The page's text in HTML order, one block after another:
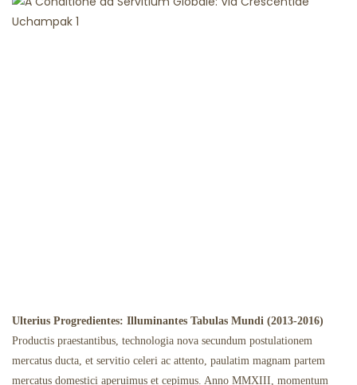
Ulterius Progredientes: Illuminantes Tabulas Mundi (2013-2016)
Productis praestantibus, technologia nova secundum postulationem
mercatus ducta, et servitio celeri ac attento, paulatim magnam partem
mercatus domestici aperuimus et cepimus. Anno MMXIII, momentum